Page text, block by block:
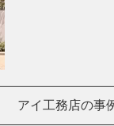
アイ工務店の事